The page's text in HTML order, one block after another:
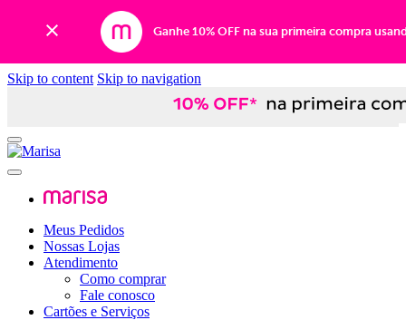
Ganhe 10% OFF na sua primeira compra
Skip to content Skip to navigation
Meus Pedidos
Nossas Lojas
Atendimento
Como comprar
Fale conosco
Cartões e Serviços